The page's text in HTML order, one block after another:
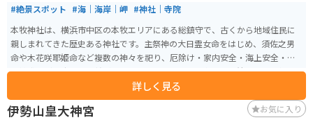
#絶景スポット #海｜海岸｜岬 #神社｜寺院
本牧神社は、横浜市中区の本牧エリアにある総鎮守で、古くから地域住民に
親しまれてきた歴史ある神社です。主祭神の大日霊女命をはじめ、須佐之男
命や木花咲耶姫命など複数の神々を祀り、厄除け・家内安全・海上安全・商
売繁盛など幅広いご利益があるとされています。境内は落ち着いた雰囲気
で、朱色の鳥居や拝殿が美しく整い、静かに参拝できる点が魅力です。 特に
夏の伝統行事「お馬流し」は400年以上続く本牧ならではの神事で、地域の無
病息災を祈る重要な催しとして知られています。神社周辺は住宅街で、近隣
詳しく見る
伊勢山皇大神宮 お気に入り